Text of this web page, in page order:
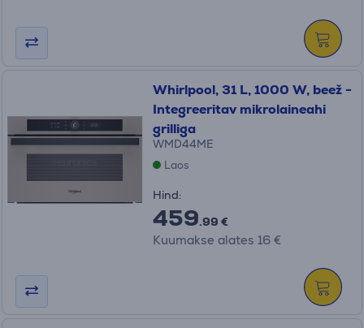
Whirlpool, 31 L, 1000 W, beež -
Integreeritav mikrolaineahi
grilliga
WMD44ME
Laos
Hind:
459.99 €
Kuumakse alates 16 €